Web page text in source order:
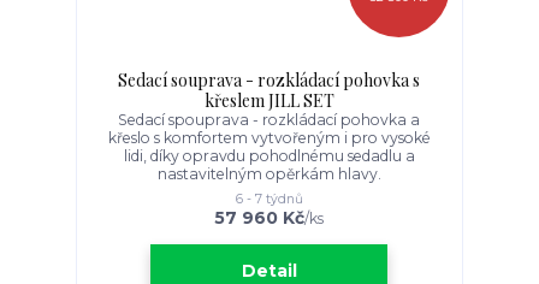
Sedací souprava - rozkládací pohovka s
křeslem JILL SET
Sedací spouprava - rozkládací pohovka a
křeslo s komfortem vytvořeným i pro vysoké
lidi, díky opravdu pohodlnému sedadlu a
nastavitelným opěrkám hlavy.
57 960 Kč/ks
6 - 7 týdnů
Detail